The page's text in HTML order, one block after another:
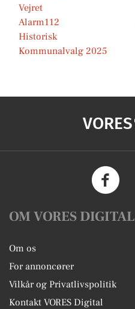
Vejret
Alarm112
Historisk
Kommunalvalg 2025
VORES
OM VORES DIGITAL
Om os
For annoncører
Vilkår og Privatlivspolitik
Kontakt VORES Digital